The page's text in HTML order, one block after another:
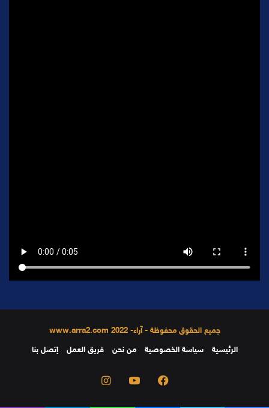
جميع الحقوق محفوظة - آراء- 2022 www.arra2.com
الرئيسية
سياسة الخصوصية من نحن فريق العمل إتصل بنا
فيسبوك يوتيوب